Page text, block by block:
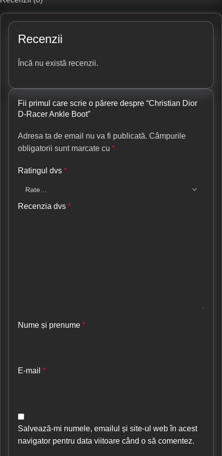
Recenzii
Încă nu există recenzii.
Fii primul care scrie o părere despre “Christian Dior
D-Racer Ankle Boot”
Adresa ta de email nu va fi publicată. Câmpurile
obligatorii sunt marcate cu *
Ratingul dvs *
Recenzia dvs *
Nume și prenume *
E-mail *
Salvează-mi numele, emailul și site-ul web în acest
navigator pentru data viitoare când o să comentez.